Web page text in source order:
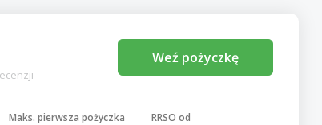
Weź pożyczkę
Maks. pierwsza pożyczka RRSO od